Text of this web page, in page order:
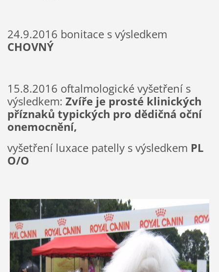
24.9.2016 bonitace s výsledkem
CHOVNÝ
15.8.2016 oftalmologické vyšetření s
výsledkem: Zvíře je prosté klinických
příznaků typických pro dědičná oční
onemocnění,
vyšetření luxace patelly s výsledkem PL
O/O